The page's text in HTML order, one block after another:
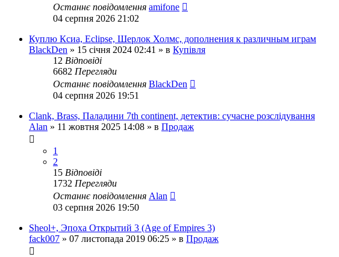
Останнє повідомлення amifone
04 серпня 2026 21:02
Куплю Ксиа, Eclipse, Шерлок Холмс, дополнения к различным играм
BlackDen » 15 січня 2024 02:41 » в Купівля
12 Відповіді
6682 Перегляди
Останнє повідомлення BlackDen
04 серпня 2026 19:51
Clank, Brass, Паладини 7th continent, детектив: сучасне розслідування
Alan » 11 жовтня 2025 14:08 » в Продаж
1
2
15 Відповіді
1732 Перегляди
Останнє повідомлення Alan
03 серпня 2026 19:50
Sheol+, Эпоха Открытий 3 (Age of Empires 3)
fack007 » 07 листопада 2019 06:25 » в Продаж